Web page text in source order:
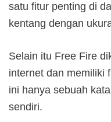
satu fitur penting di
kentang dengan
Selain itu Free Fire
internet dan memiliki
ini hanya sebuah
sendiri.